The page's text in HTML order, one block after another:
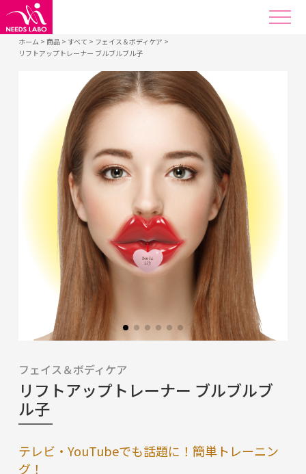
ホーム > 商品> すべて > フェイス＆ボディケア >
リフトアップトレーナー ブルブルブル子
フェイス＆ボディケア
リフトアップトレーナー ブルブルブ
ル子
テレビ・YouTubeでも話題に！簡単トレーニン
グ！